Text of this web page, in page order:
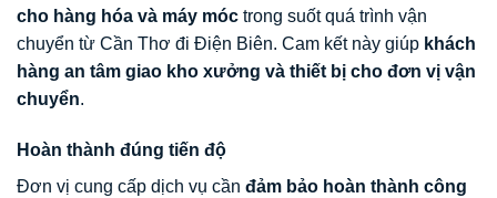
cho hàng hóa và máy móc trong suốt quá trình vận
chuyển từ Cần Thơ đi Điện Biên. Cam kết này giúp khách
hàng an tâm giao kho xưởng và thiết bị cho đơn vị vận
chuyển.
Hoàn thành đúng tiến độ
Đơn vị cung cấp dịch vụ cần đảm bảo hoàn thành công